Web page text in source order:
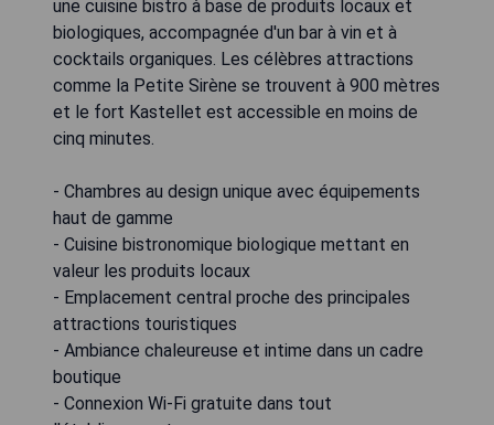
une cuisine bistro à base de produits locaux et
biologiques, accompagnée d'un bar à vin et à
cocktails organiques. Les célèbres attractions
comme la Petite Sirène se trouvent à 900 mètres
et le fort Kastellet est accessible en moins de
cinq minutes.
- Chambres au design unique avec équipements
haut de gamme
- Cuisine bistronomique biologique mettant en
valeur les produits locaux
- Emplacement central proche des principales
attractions touristiques
- Ambiance chaleureuse et intime dans un cadre
boutique
- Connexion Wi-Fi gratuite dans tout